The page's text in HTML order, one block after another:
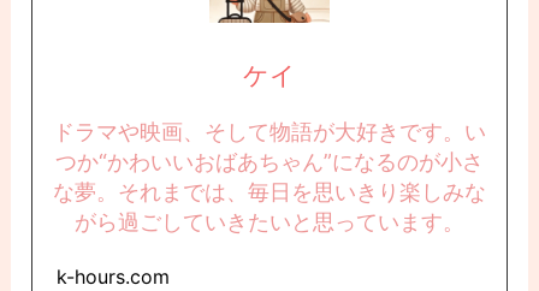
ケイ
ドラマや映画、そして物語が大好きです。い
つか“かわいいおばあちゃん”になるのが小さ
な夢。それまでは、毎日を思いきり楽しみな
がら過ごしていきたいと思っています。
k-hours.com